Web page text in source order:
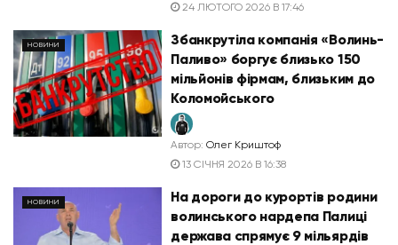
24 ЛЮТОГО 2026 В 17:46
НОВИНИ
Збанкрутіла компанія «Волинь-
Паливо» боргує близько 150
мільйонів фірмам, близьким до
Коломойського
Автор: Олег Криштоф
13 СІЧНЯ 2026 В 16:38
НОВИНИ
На дороги до курортів родини
волинського нардепа Палиці
держава спрямує 9 мільярдів